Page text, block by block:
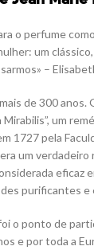
o perfume
um
–
de 300 anos.
um
1727 pela
um
eficaz
purificantes e
o ponto de
e por toda a